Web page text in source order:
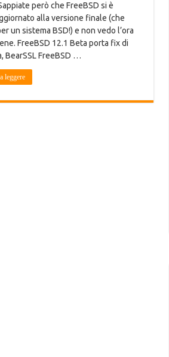
però che FreeBSD si è
alla versione finale (che
un sistema BSD!) e non vedo l’ora
FreeBSD 12.1 Beta porta fix di
BearSSL FreeBSD …
leggere